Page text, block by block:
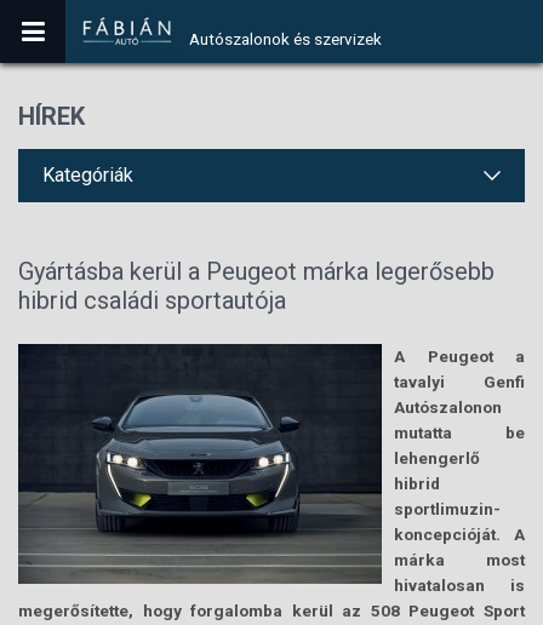
Autószalonok és szervizek
HÍREK
Kategóriák
Gyártásba kerül a Peugeot márka legerősebb
hibrid családi sportautója
A Peugeot a
tavalyi Genfi
Autószalonon
mutatta be
lehengerlő
hibrid
sportlimuzin-
koncepcióját. A
márka most
hivatalosan is
megerősítette, hogy forgalomba kerül az 508 Peugeot Sport